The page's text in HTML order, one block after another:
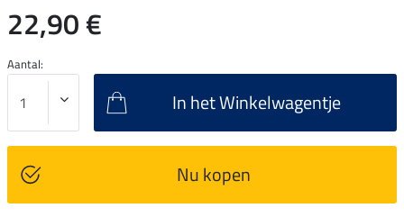
22,90 €
Aantal:
In het Winkelwagentje
Nu kopen